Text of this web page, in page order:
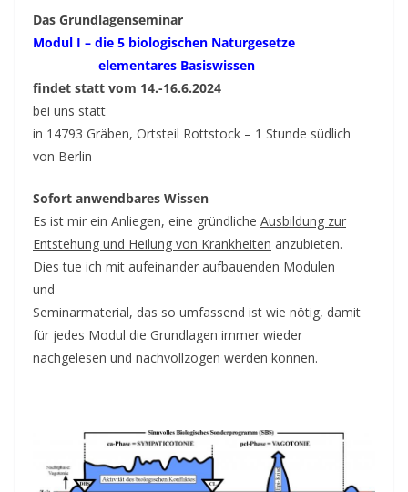
Das Grundlagenseminar
Modul I – die 5 biologischen Naturgesetze
elementares Basiswissen
findet statt vom 14.-16.6.2024
bei uns statt
in 14793 Gräben, Ortsteil Rottstock – 1 Stunde südlich
von Berlin
Sofort anwendbares Wissen
Es ist mir ein Anliegen, eine gründliche Ausbildung zur
Entstehung und Heilung von Krankheiten anzubieten.
Dies tue ich mit aufeinander aufbauenden Modulen
und
Seminarmaterial, das so umfassend ist wie nötig, damit
für jedes Modul die Grundlagen immer wieder
nachgelesen und nachvollzogen werden können.